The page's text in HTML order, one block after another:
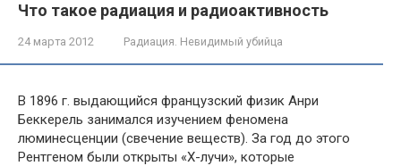
Что такое радиация и радиоактивность
24 марта 2012 Радиация. Невидимый убийца
В 1896 г. выдающийся французский физик Анри
Беккерель занимался изучением феномена
люминесценции (свечение ве­ществ). За год до этого
Рентгеном были открыты «Х-лучи», которые